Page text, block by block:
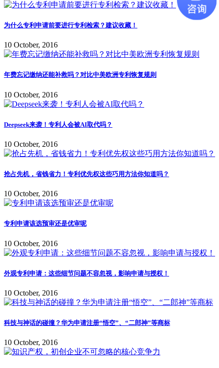
为什么专利申请前要进行专利检索？建议收藏！
10 October, 2016
年费忘记缴纳还能补救吗？对比中美欧洲专利恢复规则
10 October, 2016
Deepseek来袭！专利人会被AI取代吗？
10 October, 2016
抢占先机，省钱省力！专利优先权这些巧用方法你知道吗？
10 October, 2016
专利申请该选预审还是优审呢
10 October, 2016
外观专利申请：这些细节问题不容忽视，影响申请与授权！
10 October, 2016
科技与神话的碰撞？华为申请注册“悟空”、“二郎神”等商标
10 October, 2016